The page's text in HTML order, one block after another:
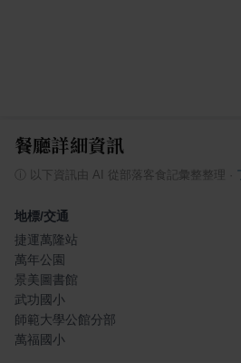
餐廳詳細資訊
以下資訊由 AI 從部落客食記彙整整理
地標/交通
捷運萬隆站
萬年公園
景美圖書館
武功國小
師範大學公館分部
萬福國小